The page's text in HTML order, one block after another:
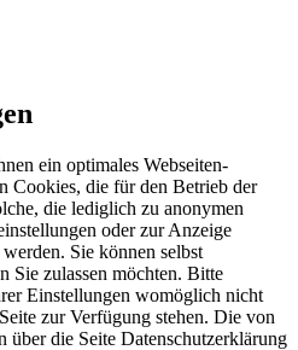
ein optimales Webseiten-
Cookies, die für den Betrieb der
die lediglich zu anonymen
oder zur Anzeige
Sie können selbst
Sie zulassen möchten. Bitte
Einstellungen womöglich nicht
zur Verfügung stehen. Die von
über die Seite Datenschutzerklärung